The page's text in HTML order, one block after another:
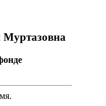
Муртазовна